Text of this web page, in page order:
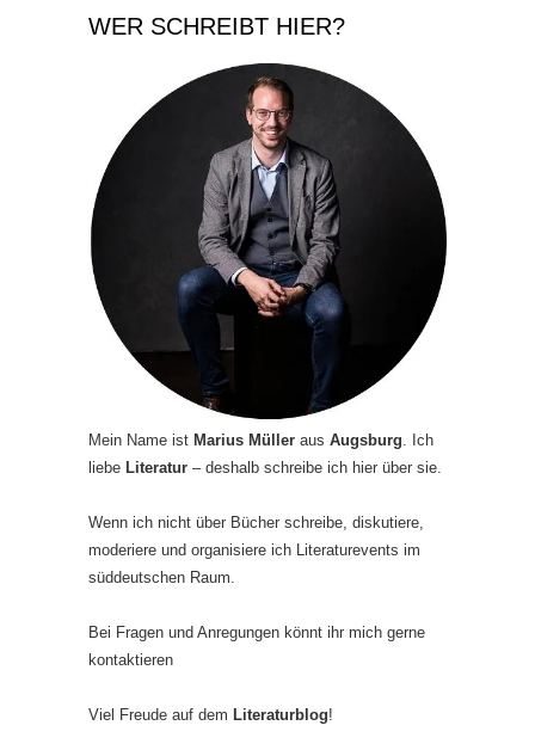
WER SCHREIBT HIER?
Mein Name ist Marius Müller aus Augsburg. Ich
liebe Literatur – deshalb schreibe ich hier über sie.
Wenn ich nicht über Bücher schreibe, diskutiere,
moderiere und organisiere ich Literaturevents im
süddeutschen Raum.
Bei Fragen und Anregungen könnt ihr mich gerne
kontaktieren
Viel Freude auf dem Literaturblog!